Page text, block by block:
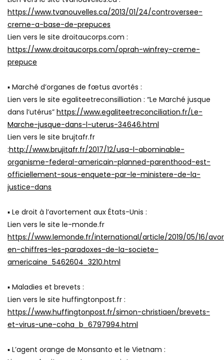
https://www.tvanouvelles.ca/2013/01/24/controversee-
creme-a-base-de-prepuces
Lien vers le site droitaucorps.com :
https://www.droitaucorps.com/oprah-winfrey-creme-
prepuce
▪ Marché d’organes de fœtus avortés :
Lien vers le site egaliteetreconsilliation : “Le Marché jusque
dans l’utérus” https://www.egaliteetreconciliation.fr/Le-
Marche-jusque-dans-l-uterus-34646.html
Lien vers le site brujtafr.fr
:http://www.brujitafr.fr/2017/12/usa-l-abominable-
organisme-federal-americain-planned-parenthood-est-
officiellement-sous-enquete-par-le-ministere-de-la-
justice-dans
▪ Le droit à l’avortement aux États-Unis :
Lien vers le site le-monde.fr
https://www.lemonde.fr/international/article/2019/05/16/
en-chiffres-les-paradoxes-de-la-societe-
americaine_5462604_3210.html
▪ Maladies et brevets :
Lien vers le site huffingtonpost.fr :
https://www.huffingtonpost.fr/simon-christiaen/brevets-
et-virus-une-coha_b_6797994.html
▪ L’agent orange de Monsanto et le Vietnam :